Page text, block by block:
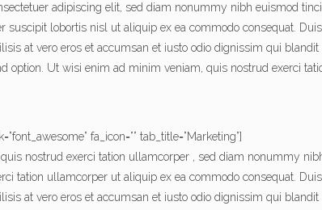
adipiscing elit, sed diam nonummy nibh euismod
suscipit lobortis nisl ut aliquip ex ea commodo consequat.
at vero eros et accumsan et iusto odio dignissim qui
option. Ut wisi enim ad minim veniam, quis nostrud exerci
fa_icon=”” tab_title=”Marketing”]
nostrud exerci tation ullamcorper , sed diam nonummy
tation ullamcorper ut aliquip ex ea commodo consequat.
at vero eros et accumsan et iusto odio dignissim qui